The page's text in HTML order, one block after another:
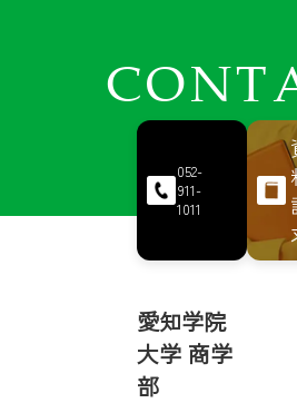
052-
911-
1011
愛知学院
大学 商学
部